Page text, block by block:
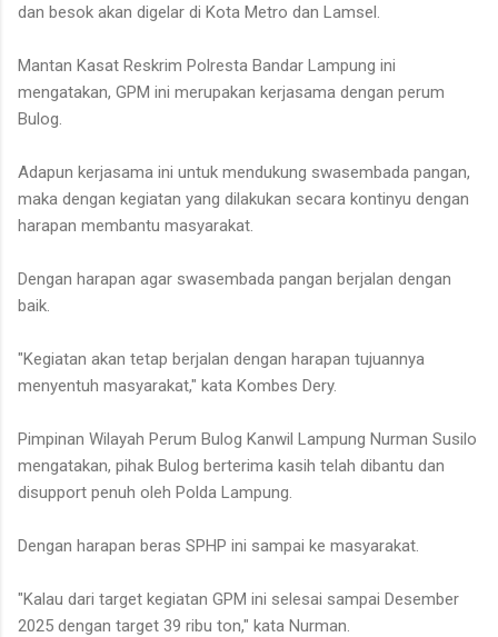
dan besok akan digelar di Kota Metro dan Lamsel.
Mantan Kasat Reskrim Polresta Bandar Lampung ini
mengatakan, GPM ini merupakan kerjasama dengan perum
Bulog.
Adapun kerjasama ini untuk mendukung swasembada pangan,
maka dengan kegiatan yang dilakukan secara kontinyu dengan
harapan membantu masyarakat.
Dengan harapan agar swasembada pangan berjalan dengan
baik.
"Kegiatan akan tetap berjalan dengan harapan tujuannya
menyentuh masyarakat," kata Kombes Dery.
Pimpinan Wilayah Perum Bulog Kanwil Lampung Nurman Susilo
mengatakan, pihak Bulog berterima kasih telah dibantu dan
disupport penuh oleh Polda Lampung.
Dengan harapan beras SPHP ini sampai ke masyarakat.
"Kalau dari target kegiatan GPM ini selesai sampai Desember
2025 dengan target 39 ribu ton," kata Nurman.